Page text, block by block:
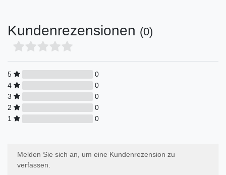
Kundenrezensionen (0)
5
0
4
0
3
0
2
0
1
0
Melden Sie sich an, um eine Kundenrezension zu
verfassen.